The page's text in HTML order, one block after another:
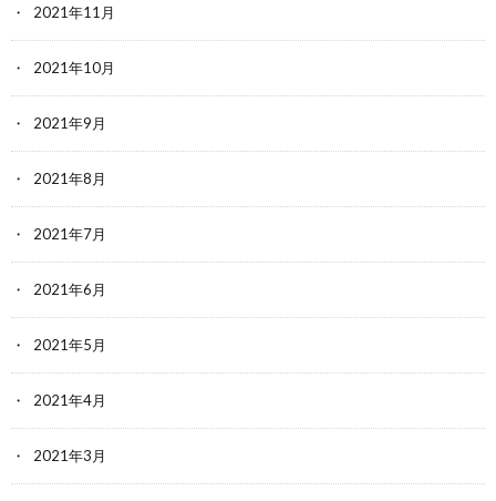
2021年11月
2021年10月
2021年9月
2021年8月
2021年7月
2021年6月
2021年5月
2021年4月
2021年3月